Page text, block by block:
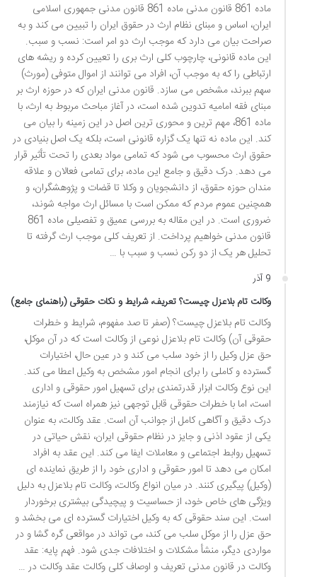
ماده 861 قانون مدنی ماده 861 قانون مدنی جمهوری اسلامی
ایران، اساس و مبنای نظام ارث در حقوق ایران را تبیین می کند و به
صراحت بیان می دارد که موجب ارث دو امر است: نسب و سبب.
این ماده قانونی، چارچوب کلی ارث بری را تعیین کرده و ریشه های
ارتباطی را که به موجب آن، افراد می توانند از اموال متوفی (مورث)
سهم ببرند، مشخص می سازد. قانون مدنی ایران که در حوزه ارث بر
مبنای فقه امامیه تدوین شده است، در آغاز مباحث مربوط به ارث، با
ماده 861، مهم ترین و محوری ترین اصل در این زمینه را بیان می
کند. این ماده نه تنها یک گزاره قانونی است، بلکه یک اصل بنیادی در
حقوق ارث محسوب می شود که تمامی مواد بعدی را تحت تأثیر قرار
می دهد. درک دقیق و جامع این ماده، برای تمامی فعالان و علاقه
مندان حوزه حقوق، از دانشجویان و وکلا تا قضات و پژوهشگران، و
همچنین عموم مردم که ممکن است با مسائل ارث مواجه شوند،
ضروری است. در این مقاله به بررسی عمیق و تفصیلی ماده 861
قانون مدنی خواهیم پرداخت. از تعریف کلی موجب ارث گرفته تا
تحلیل هر یک از دو رکن نسب و سبب با …
9 آذر
وکالت تام بلاعزل چیست؟ تعریف، شرایط و نکات حقوقی (راهنمای جامع)
وکالت تام بلاعزل چیست؟ (صفر تا صد مفهوم، شرایط و خطرات
حقوقی آن) وکالت تام بلاعزل نوعی از وکالت است که در آن موکل،
حق عزل وکیل را از خود سلب می کند و در عین حال، اختیارات
گسترده و کاملی را برای انجام امور مشخص به وکیل اعطا می کند.
این نوع وکالت ابزار قدرتمندی برای تسهیل امور حقوقی و اداری
است، اما با خطرات حقوقی قابل توجهی نیز همراه است که نیازمند
درک دقیق و آگاهی کامل از جوانب آن است. عقد وکالت، به عنوان
یکی از عقود اذنی و جایز در نظام حقوقی ایران، نقش حیاتی در
تسهیل روابط اجتماعی و معاملات ایفا می کند. این عقد به افراد
امکان می دهد تا امور حقوقی و اداری خود را از طریق نماینده ای
(وکیل) پیگیری کنند. در میان انواع وکالت، وکالت تام بلاعزل به دلیل
ویژگی های خاص خود، از حساسیت و پیچیدگی بیشتری برخوردار
است. این سند حقوقی که به وکیل اختیارات گسترده ای می بخشد و
حق عزل را از موکل سلب می کند، می تواند در مواقعی گره گشا و در
مواردی دیگر، منشأ مشکلات و اختلافات جدی شود. فهم پایه: عقد
وکالت در قانون مدنی تعریف و اوصاف کلی وکالت عقد وکالت در …